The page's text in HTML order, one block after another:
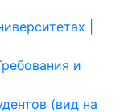
|
и
(вид на